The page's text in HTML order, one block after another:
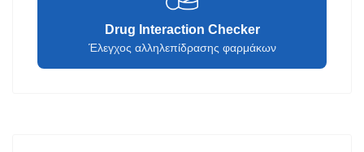
Drug Interaction Checker
Έλεγχος αλληλεπίδρασης φαρμάκων